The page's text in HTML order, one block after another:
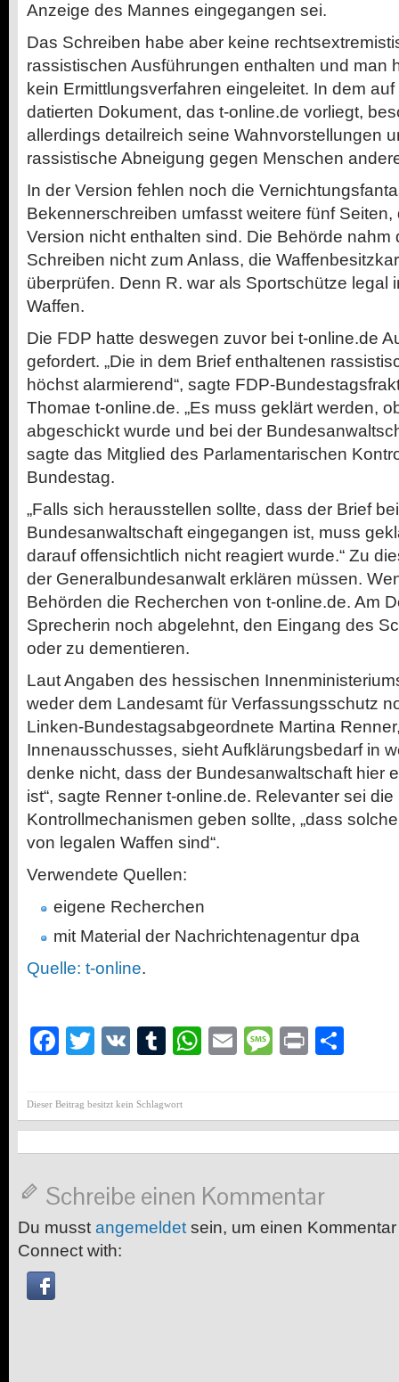
Anzeige des Mannes eingegangen sei.
Das Schreiben habe aber keine
rassistischen Ausführungen enthalten und man
kein Ermittlungsverfahren eingeleitet. In dem
datierten Dokument, das t-online.de vorliegt,
allerdings detailreich seine Wahnvorstellungen
rassistische Abneigung gegen Menschen
In der Version fehlen noch die
Bekennerschreiben umfasst weitere fünf Seiten,
Version nicht enthalten sind. Die Behörde
Schreiben nicht zum Anlass, die
überprüfen. Denn R. war als Sportschütze legal
Waffen.
Die FDP hatte deswegen zuvor bei t-online.de
gefordert. „Die in dem Brief enthaltenen
höchst alarmierend“, sagte FDP-
Thomae t-online.de. „Es muss geklärt werden,
abgeschickt wurde und bei der
sagte das Mitglied des Parlamentarischen
Bundestag.
„Falls sich herausstellen sollte, dass der Brief
Bundesanwaltschaft eingegangen ist, muss
darauf offensichtlich nicht reagiert wurde.“ Zu
der Generalbundesanwalt erklären müssen.
Behörden die Recherchen von t-online.de. Am
Sprecherin noch abgelehnt, den Eingang des
oder zu dementieren.
Laut Angaben des hessischen
weder dem Landesamt für Verfassungsschutz
Linken-Bundestagsabgeordnete Martina
Innenausschusses, sieht Aufklärungsbedarf in
denke nicht, dass der Bundesanwaltschaft hier
ist“, sagte Renner t-online.de. Relevanter sei
Kontrollmechanismen geben sollte, „dass
von legalen Waffen sind“.
Verwendete Quellen:
eigene Recherchen
mit Material der Nachrichtenagentur dpa
Quelle: t-online.
Facebook
Twitter
VK Tumblr
WhatsApp
EmailMessage
Print
Dieser Beitrag besitzt kein Schlagwort
Schreibe einen Kommentar
Du musst angemeldet sein, um einen
Connect with: